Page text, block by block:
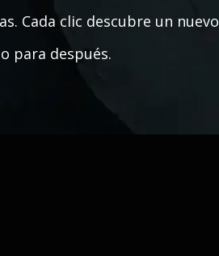
Cada clic descubre un nuevo
para después.